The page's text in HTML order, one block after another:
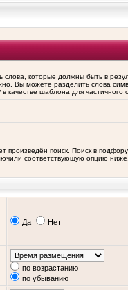
слова, которые должны быть в
Вы можете разделить слова
в качестве шаблона для частичного
произведён поиск. Поиск в
соответствующую опцию
Да Нет
по возрастанию
по убыванию